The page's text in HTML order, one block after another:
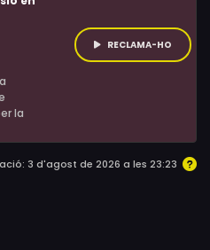
dona amb tres feines,
mare.
la
RECLAMA-HO
3 d'agost de 2026 a les 23:23